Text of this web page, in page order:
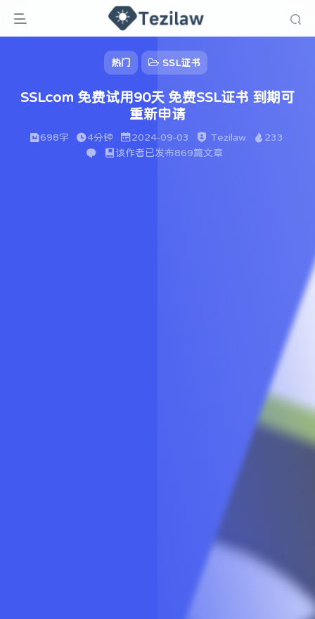
热门 SSL证书
SSLcom 免费试用90天 免费SSL证书 到期可
重新申请
698字 4分钟 2024-09-03 Tezilaw
233
该作者已发布869篇文章